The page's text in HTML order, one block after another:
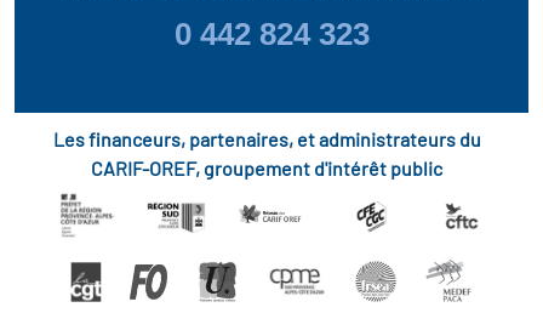
0 442 824 323
Les financeurs, partenaires, et administrateurs du
CARIF-OREF, groupement d'intérêt public